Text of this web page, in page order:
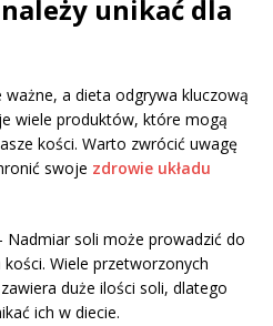
unikać dla
a dieta odgrywa kluczową
wiele produktów, które mogą
kości. Warto zwrócić uwagę
swoje zdrowie układu
Nadmiar soli może prowadzić do
Wiele przetworzonych
duże ilości soli, dlatego
ich w diecie.